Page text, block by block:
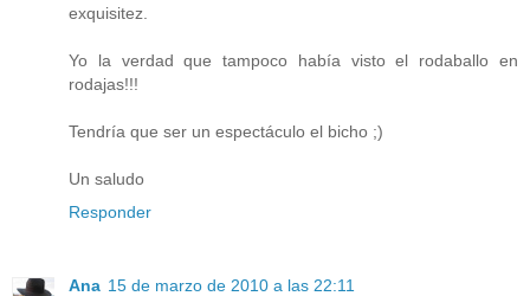
exquisitez.
Yo la verdad que tampoco había visto el rodaballo en
rodajas!!!
Tendría que ser un espectáculo el bicho ;)
Un saludo
Responder
Ana 15 de marzo de 2010 a las 22:11